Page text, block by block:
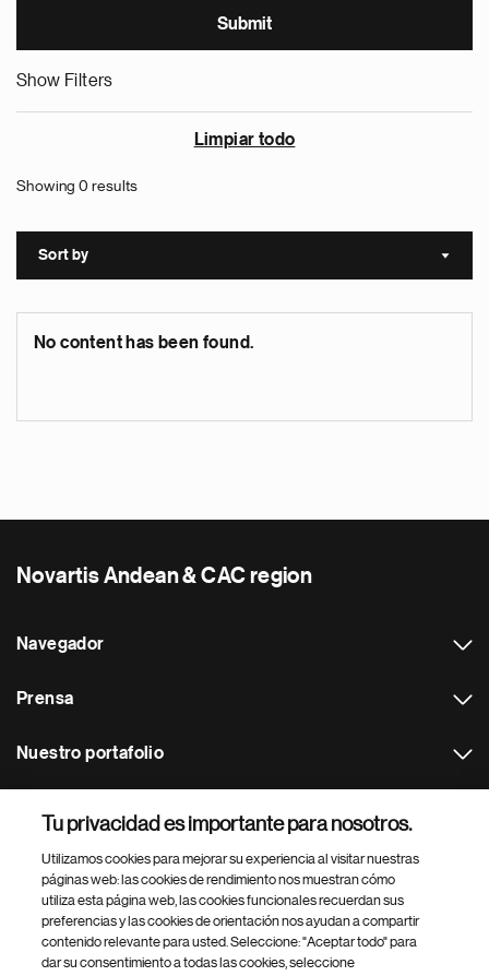
Show Filters
Limpiar todo
Showing 0 results
Sort by Sort
No content has been found.
Novartis Andean & CAC region
Navegador
Prensa
Nuestro portafolio
Footer Site Search
Tu privacidad es importante para nosotros.
Utilizamos cookies para mejorar su experiencia al visitar nuestras
páginas web: las cookies de rendimiento nos muestran cómo
utiliza esta página web, las cookies funcionales recuerdan sus
preferencias y las cookies de orientación nos ayudan a compartir
contenido relevante para usted. Seleccione: "Aceptar todo" para
dar su consentimiento a todas las cookies, seleccione